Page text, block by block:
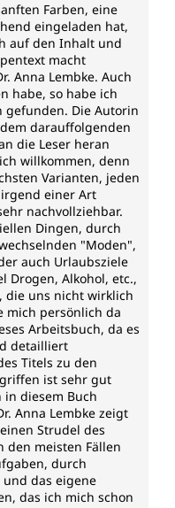
Farben, eine
eingeladen hat,
auf den Inhalt und
macht
Anna Lembke. Auch
habe, so habe ich
Die Autorin
darauffolgenden
die Leser heran
willkommen, denn
Varianten, jeden
einer Art
nachvollziehbar.
Dingen, durch
"Moden",
auch Urlaubsziele
Drogen, Alkohol, etc.,
die uns nicht wirklich
mich persönlich da
Arbeitsbuch, da es
detailliert
Titels zu den
ist sehr gut
diesem Buch
Anna Lembke zeigt
Strudel des
den meisten Fällen
durch
das eigene
das ich mich schon